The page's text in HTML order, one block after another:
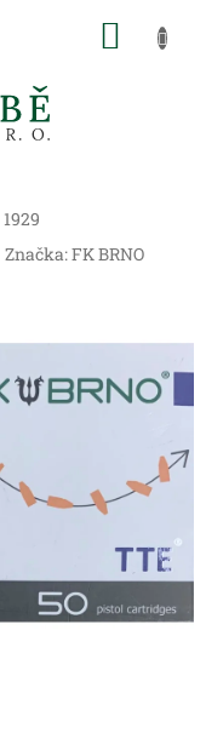
1929
Značka:FK BRNO